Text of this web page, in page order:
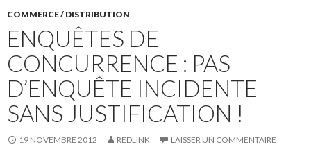
COMMERCE / DISTRIBUTION
ENQUÊTES DE
CONCURRENCE : PAS
D’ENQUÊTE INCIDENTE
SANS JUSTIFICATION !
19 NOVEMBRE 2012 REDLINK LAISSER UN COMMENTAIRE